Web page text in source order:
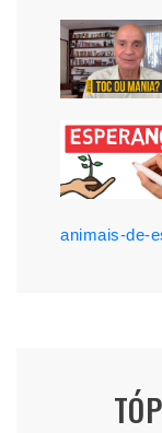
animais-de-